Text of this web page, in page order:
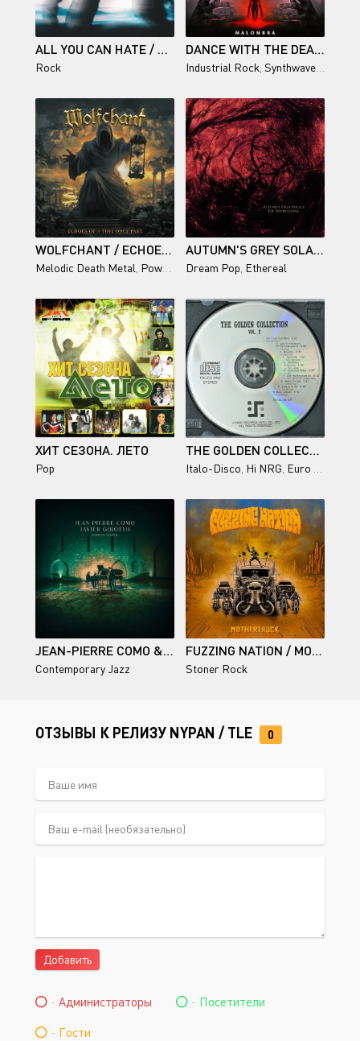
ALL YOU CAN HATE / AFTERGLOW
Rock
DANCE WITH THE DEAD - MALOMBRA
Industrial Rock Synthwave
WOLFCHANT / ECHOES OF A TIME ONCE PAST
Melodic Death Metal Power Metal ,Folk Metal
AUTUMN'S GREY SOLACE / THE NEVERENDING
Dream Pop Ethereal
ХИТ СЕЗОНА. ЛЕТО
Pop
THE GOLDEN COLLECTION VOL.2
Italo-Disco Hi NRG Euro House
JEAN-PIERRE COMO & JAVIER GIROTTO / PARFUM D'AZUR
Contemporary Jazz
FUZZING NATION / MOTHERTRUCK
Stoner Rock
ОТЗЫВЫ К РЕЛИЗУ NYPAN / TLE 0
Добавить
- Администраторы - Посетители
- Гости